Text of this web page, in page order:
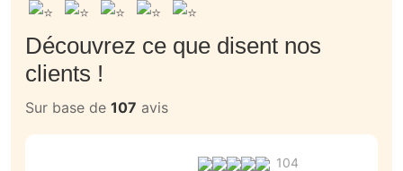
Découvrez ce que disent nos
clients !
Sur base de 107 avis
104